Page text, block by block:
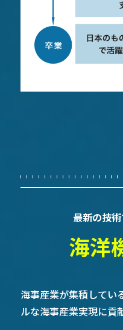
最新の技
海洋
海事産業が集積してい
ルな海事産業実現に貢